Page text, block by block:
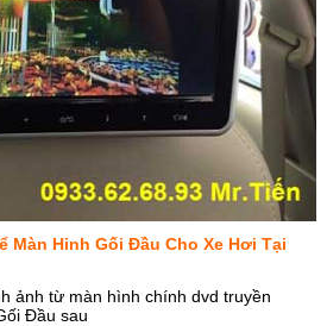
Màn Hinh Gối Đầu Cho Xe Hơi Tại
ảnh từ màn hình chính dvd truyền
Đầu sau